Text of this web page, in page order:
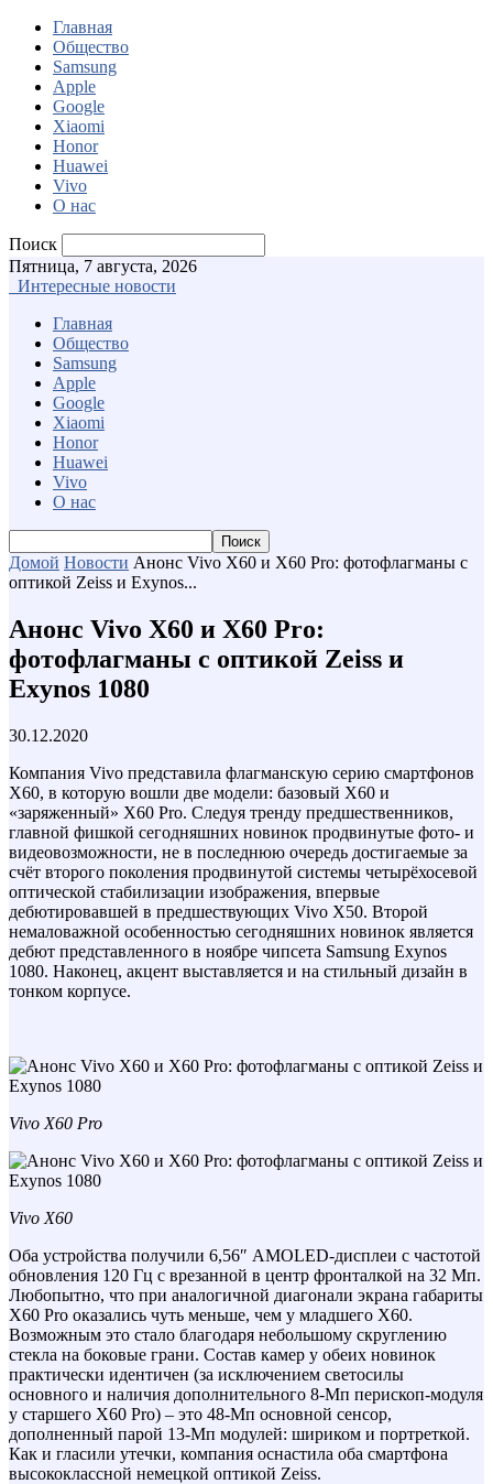
Главная
Общество
Samsung
Apple
Google
Xiaomi
Honor
Huawei
Vivo
О нас
Поиск
Пятница, 7 августа, 2026
Интересные новости
Главная
Общество
Samsung
Apple
Google
Xiaomi
Honor
Huawei
Vivo
О нас
Домой Новости Анонс Vivo X60 и X60 Pro: фотофлагманы с
оптикой Zeiss и Exynos...
Анонс Vivo X60 и X60 Pro:
фотофлагманы с оптикой Zeiss и
Exynos 1080
30.12.2020
Компания Vivo представила флагманскую серию смартфонов
X60, в которую вошли две модели: базовый X60 и
«заряженный» X60 Pro. Следуя тренду предшественников,
главной фишкой сегодняшних новинок продвинутые фото- и
видеовозможности, не в последнюю очередь достигаемые за
счёт второго поколения продвинутой системы четырёхосевой
оптической стабилизации изображения, впервые
дебютировавшей в предшествующих Vivo X50. Второй
немаловажной особенностью сегодняшних новинок является
дебют представленного в ноябре чипсета Samsung Exynos
1080. Наконец, акцент выставляется и на стильный дизайн в
тонком корпусе.
Vivo X60 Pro
Vivo X60
Оба устройства получили 6,56″ AMOLED-дисплеи с частотой
обновления 120 Гц с врезанной в центр фронталкой на 32 Мп.
Любопытно, что при аналогичной диагонали экрана габариты
X60 Pro оказались чуть меньше, чем у младшего X60.
Возможным это стало благодаря небольшому скруглению
стекла на боковые грани. Состав камер у обеих новинок
практически идентичен (за исключением светосилы
основного и наличия дополнительного 8-Мп перископ-модуля
у старшего X60 Pro) – это 48-Мп основной сенсор,
дополненный парой 13-Мп модулей: шириком и портреткой.
Как и гласили утечки, компания оснастила оба смартфона
высококлассной немецкой оптикой Zeiss.